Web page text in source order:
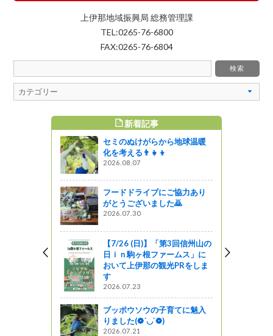
上伊那地域振興局 総務管理課
TEL:0265-76-6800
FAX:0265-76-6804
新着記事
セミのぬけがらから地球温暖
化を考える👨‍👧‍👦
2026.08.07
フードドライブにご協力あり
がとうございました🙇
2026.07.30
【7/26 (日)】「第3回信州山の
日ｉｎ駒ヶ根ファームス」に
おいて上伊那の観光PRをしま
す
2026.07.23
ブッポウソウの子育てに魅入
りました(❁´◡`❁)
2026.07.21